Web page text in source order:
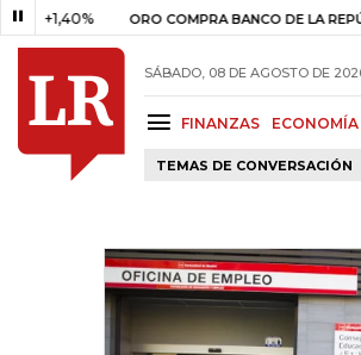
ORO COMPRA BANCO DE LA REPÚBLICA
SÁBADO, 08 DE AGOSTO DE
FINANZAS ECONOMÍA
TEMAS DE CONVERSACIÓN